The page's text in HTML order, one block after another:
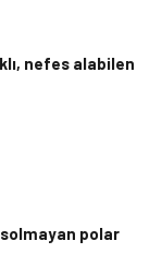
nefes alabilen
polar